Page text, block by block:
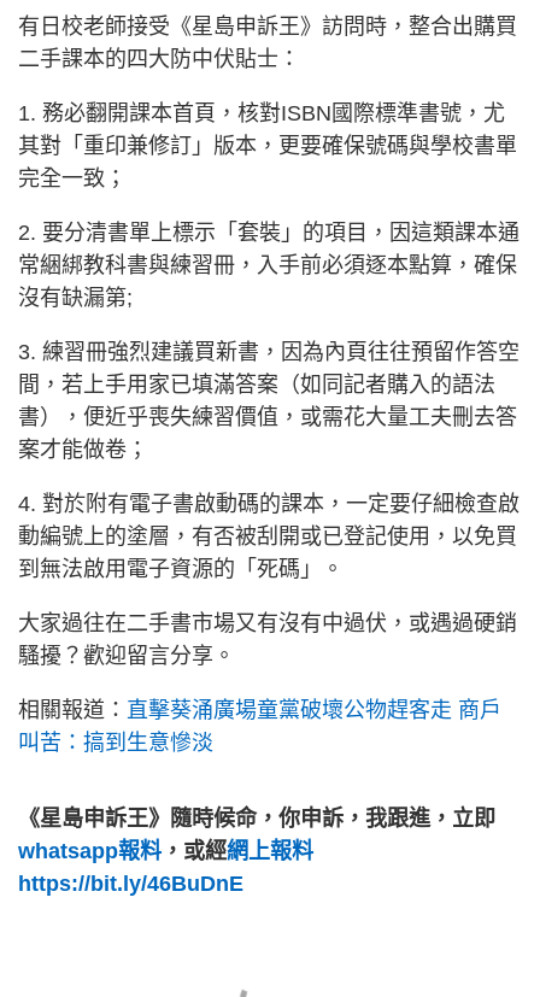
有日校老師接受《星島申訴王》訪問時，整合出購買
二手課本的四大防中伏貼士：
1. 務必翻開課本首頁，核對ISBN國際標準書號，尤
其對「重印兼修訂」版本，更要確保號碼與學校書單
完全一致；
2. 要分清書單上標示「套裝」的項目，因這類課本通
常綑綁教科書與練習冊，入手前必須逐本點算，確保
沒有缺漏第;
3. 練習冊強烈建議買新書，因為內頁往往預留作答空
間，若上手用家已填滿答案（如同記者購入的語法
書），便近乎喪失練習價值，或需花大量工夫刪去答
案才能做卷；
4. 對於附有電子書啟動碼的課本，一定要仔細檢查啟
動編號上的塗層，有否被刮開或已登記使用，以免買
到無法啟用電子資源的「死碼」。
大家過往在二手書市場又有沒有中過伏，或遇過硬銷
騷擾？歡迎留言分享。
相關報道： 直擊葵涌廣場童黨破壞公物趕客走 商戶
叫苦：搞到生意慘淡
《星島申訴王》隨時候命，你申訴，我跟進，立即
whatsapp報料，或經網上報料
https://bit.ly/46BuDnE